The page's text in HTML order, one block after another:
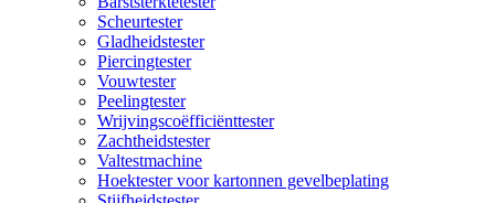
Scheurtester
Gladheidstester
Piercingtester
Vouwtester
Peelingtester
Wrijvingscoëfficiënttester
Zachtheidstester
Valtestmachine
Hoektester voor kartonnen gevelbeplating